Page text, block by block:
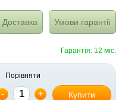
Доставка Умови гарантії
Гарантія: 12 міс.
Порівняти
- + Купити